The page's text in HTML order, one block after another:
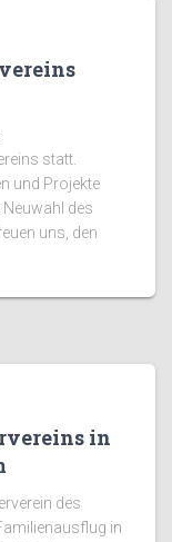
statt.
und Projekte
des
uns, den
in
des
in